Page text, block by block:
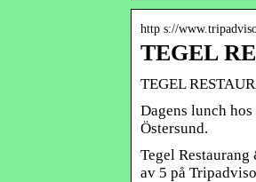
http s://
TEGEL
TEGEL
Dagens lunch
Östersund.
Tegel
av 5 på